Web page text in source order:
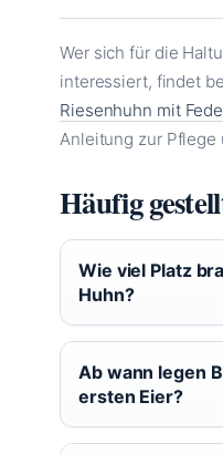
Wer sich für die
interessiert, findet
Riesenhuhn mit
Anleitung zur Pflege
Häufig
Wie viel Platz
Huhn?
Ab wann legen
ersten Eier?